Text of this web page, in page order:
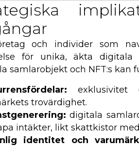
och individer som
för unika, äkta digitala
samlarobjekt och NFT:s kan
exklusivitet
trovärdighet.
digitala
intäkter, likt skattkistor
identitet och